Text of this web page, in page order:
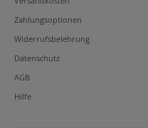
Zahlungsoptionen
Widerrufsbelehrung
Datenschutz
AGB
Hilfe